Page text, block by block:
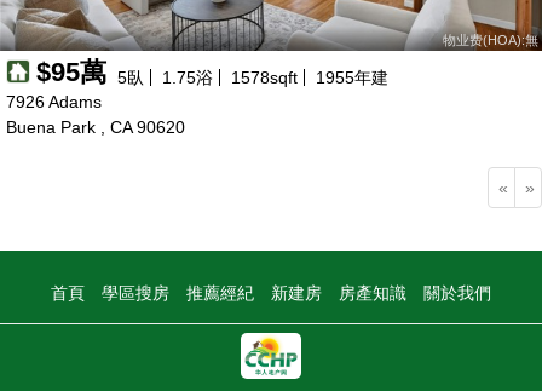
物业费(HOA):無
$95萬 5臥 1.75浴 1578sqft 1955年建
7926 Adams
Buena Park , CA 90620
« »
首頁 學區搜房 推薦經紀 新建房 房產知識 關於我們